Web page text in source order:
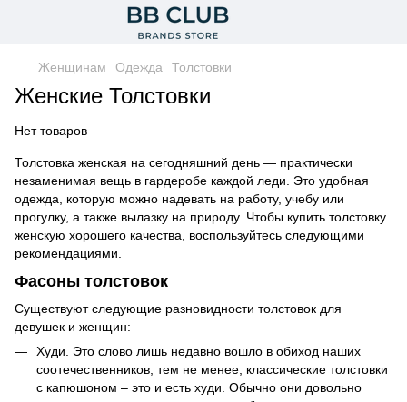
Женщинам Одежда Толстовки
Женские Толстовки
Нет товаров
Толстовка женская на сегодняшний день — практически
незаменимая вещь в гардеробе каждой леди. Это удобная
одежда, которую можно надевать на работу, учебу или
прогулку, а также вылазку на природу. Чтобы купить толстовку
женскую хорошего качества, воспользуйтесь следующими
рекомендациями.
Фасоны толстовок
Существуют следующие разновидности толстовок для
девушек и женщин:
Худи. Это слово лишь недавно вошло в обиход наших
соотечественников, тем не менее, классические толстовки
с капюшоном – это и есть худи. Обычно они довольно